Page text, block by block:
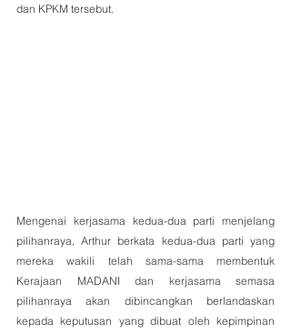
dan KPKM tersebut.
Mengenai kerjasama kedua-dua parti menjelang
pilihanraya, Arthur berkata kedua-dua parti yang
mereka wakili telah sama-sama membentuk
Kerajaan MADANI dan kerjasama semasa
pilihanraya akan dibincangkan berlandaskan
kepada keputusan yang dibuat oleh kepimpinan